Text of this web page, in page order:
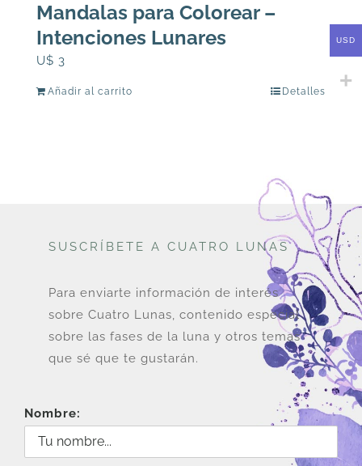
Mandalas para Colorear –
Intenciones Lunares
U$ 3
Añadir al carrito Detalles
SUSCRÍBETE A CUATRO LUNAS
Para enviarte información de interés
sobre Cuatro Lunas, contenido especial
sobre las fases de la luna y otros temas
que sé que te gustarán.
Nombre:
USD